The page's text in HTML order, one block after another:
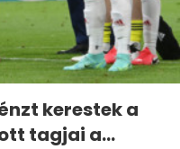
kerestek a
tagjai a...